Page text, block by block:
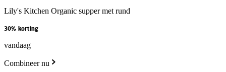
Lily's Kitchen Organic supper met rund
30% korting
vandaag
Combineer nu